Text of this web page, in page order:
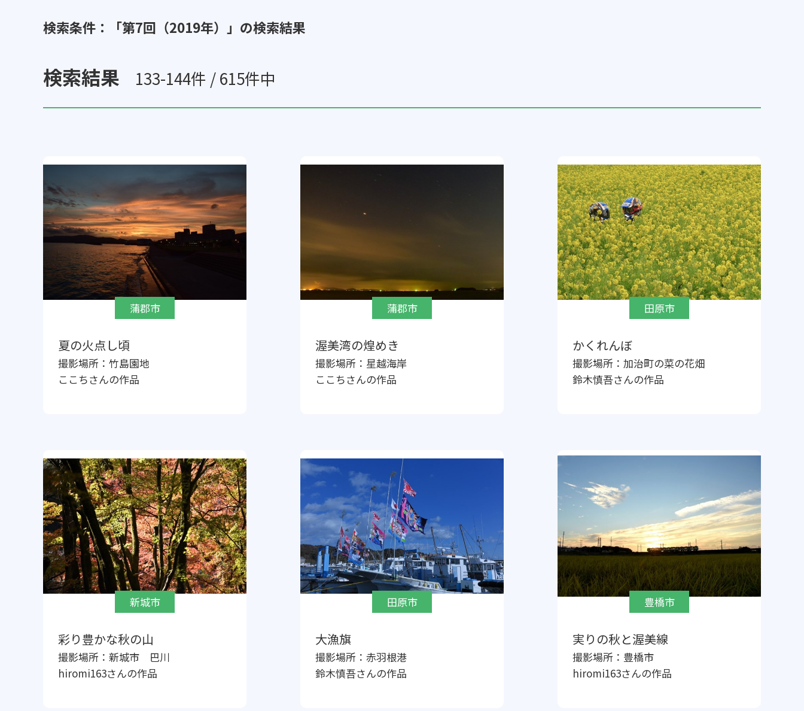
検索条件：「第7回（2019年）」の検索結果
検索結果 133-144件 / 615件中
蒲郡市
夏の火点し頃
撮影場所： 竹島園地
ここちさんの作品
蒲郡市
渥美湾の煌めき
撮影場所： 星越海岸
ここちさんの作品
田原市
かくれんぼ
撮影場所： 加治町の菜の花畑
鈴木慎吾さんの作品
新城市
彩り豊かな秋の山
撮影場所： 新城市 巴川
hiromi163さんの作品
田原市
大漁旗
撮影場所： 赤羽根港
鈴木慎吾さんの作品
豊橋市
実りの秋と渥美線
撮影場所： 豊橋市
hiromi163さんの作品